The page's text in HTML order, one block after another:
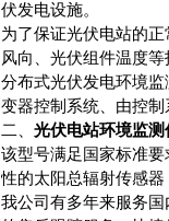
伏发电设施。
为了保证光伏电站的
风向、光伏组件温度等
分布式光伏发电环境
变器控制系统、由控制
二、 光伏电站环境监测
该型号满足国家标准
性的太阳总辐射传感
我公司有多年来服务